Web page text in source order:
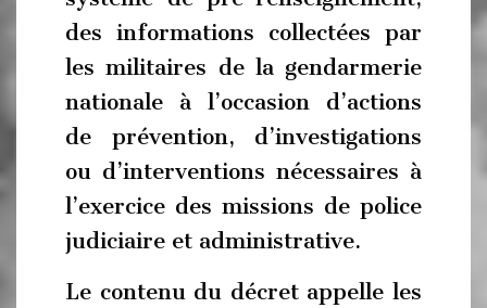
des informations collectées par
les militaires de la gendarmerie
nationale à l’occasion d’actions
de prévention, d’investigations
ou d’interventions nécessaires à
l’exercice des missions de police
judiciaire et administrative.
Le contenu du décret appelle les